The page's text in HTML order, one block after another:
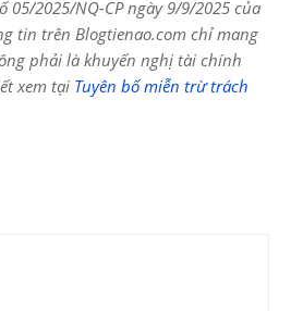
05/2025/NQ-CP ngày 9/9/2025 của
tin trên Blogtienao.com chỉ mang
phải là khuyến nghị tài chính
xem tại Tuyên bố miễn trừ trách